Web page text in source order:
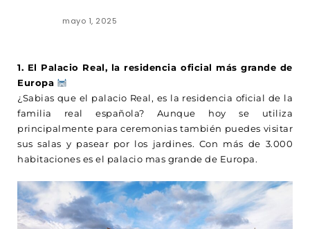
mayo 1, 2025
1. El Palacio Real, la residencia oficial más grande de
Europa
¿Sabias que el palacio Real, es la residencia oficial de la
familia real española? Aunque hoy se utiliza
principalmente para ceremonias también puedes visitar
sus salas y pasear por los jardines. Con más de 3.000
habitaciones es el palacio mas grande de Europa.